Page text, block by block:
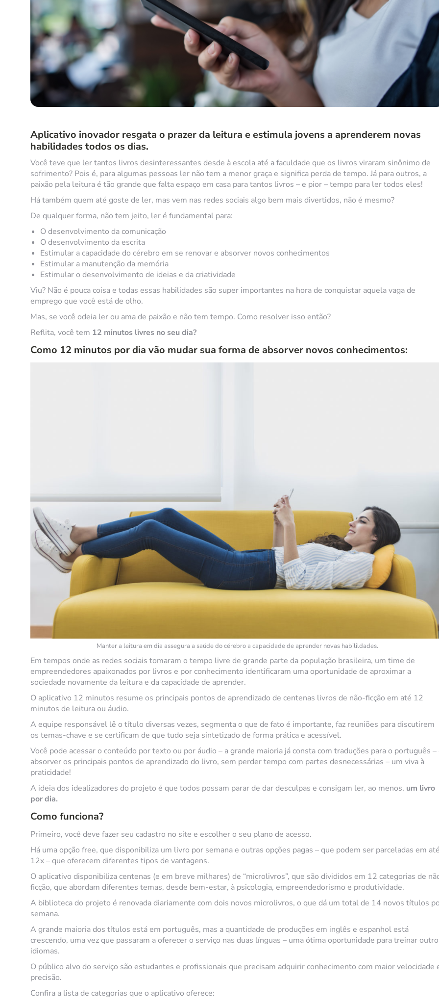
Aplicativo inovador resgata o prazer da leitura e estimula jovens a aprenderem novas
habilidades todos os dias.
Você teve que ler tantos livros desinteressantes desde à escola até a faculdade que os livros viraram sinônimo de
sofrimento? Pois é, para algumas pessoas ler não tem a menor graça e significa perda de tempo. Já para outros, a
paixão pela leitura é tão grande que falta espaço em casa para tantos livros – e pior – tempo para ler todos eles!
Há também quem até goste de ler, mas vem nas redes sociais algo bem mais divertidos, não é mesmo?
De qualquer forma, não tem jeito, ler é fundamental para:
O desenvolvimento da comunicação
O desenvolvimento da escrita
Estimular a capacidade do cérebro em se renovar e absorver novos conhecimentos
Estimular a manutenção da memória
Estimular o desenvolvimento de ideias e da criatividade
Viu? Não é pouca coisa e todas essas habilidades são super importantes na hora de conquistar aquela vaga de
emprego que você está de olho.
Mas, se você odeia ler ou ama de paixão e não tem tempo. Como resolver isso então?
Reflita, você tem 12 minutos livres no seu dia?
Como 12 minutos por dia vão mudar sua forma de absorver novos conhecimentos:
Manter a leitura em dia assegura a saúde do cérebro a capacidade de aprender novas habilildades.
Em tempos onde as redes sociais tomaram o tempo livre de grande parte da população brasileira, um time de
empreendedores apaixonados por livros e por conhecimento identificaram uma oportunidade de aproximar a
sociedade novamente da leitura e da capacidade de aprender.
O aplicativo 12 minutos resume os principais pontos de aprendizado de centenas livros de não-ficção em até 12
minutos de leitura ou áudio.
A equipe responsável lê o título diversas vezes, segmenta o que de fato é importante, faz reuniões para discutirem
os temas-chave e se certificam de que tudo seja sintetizado de forma prática e acessível.
Você pode acessar o conteúdo por texto ou por áudio – a grande maioria já consta com traduções para o português –
absorver os principais pontos de aprendizado do livro, sem perder tempo com partes desnecessárias – um viva à
praticidade!
A ideia dos idealizadores do projeto é que todos possam parar de dar desculpas e consigam ler, ao menos, um livro
por dia.
Como funciona?
Primeiro, você deve fazer seu cadastro no site e escolher o seu plano de acesso.
Há uma opção free, que disponibiliza um livro por semana e outras opções pagas – que podem ser parceladas em até
12x – que oferecem diferentes tipos de vantagens.
O aplicativo disponibiliza centenas (e em breve milhares) de “microlivros”, que são divididos em 12 categorias de
ficção, que abordam diferentes temas, desde bem-estar, à psicologia, empreendedorismo e produtividade.
A biblioteca do projeto é renovada diariamente com dois novos microlivros, o que dá um total de 14 novos títulos
semana.
A grande maioria dos títulos está em português, mas a quantidade de produções em inglês e espanhol está
crescendo, uma vez que passaram a oferecer o serviço nas duas línguas – uma ótima oportunidade para treinar
idiomas.
O público alvo do serviço são estudantes e profissionais que precisam adquirir conhecimento com maior velocidade
precisão.
Confira a lista de categorias que o aplicativo oferece: